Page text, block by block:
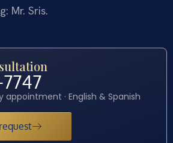
Mr. Sris.
appointment · English & Spanish